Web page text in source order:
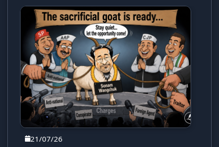
21/07/26